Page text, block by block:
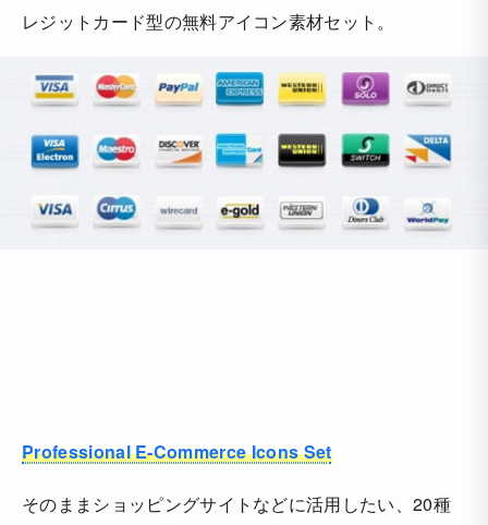
レジットカード型の無料アイコン素材セット。
Professional E-Commerce Icons Set
そのままショッピングサイトなどに活用したい、20種